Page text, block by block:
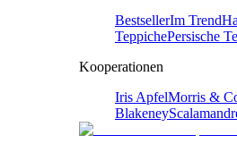
BestsellerIm Trend
TeppichePersische
Kooperationen
Iris ApfelMorris &
Blakeney